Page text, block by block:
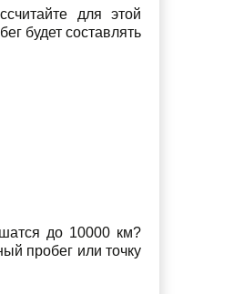
для этой
будет составлять
до 10000 км?
пробег или точку